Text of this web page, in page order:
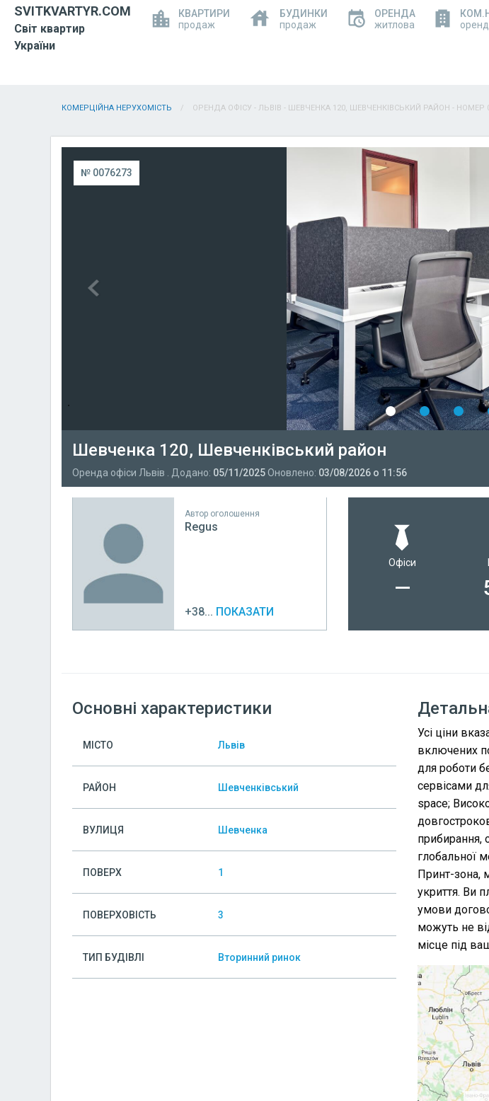
SVITKVARTYR.COM
Світ квартир
України
КВАРТИРИ
продаж
БУДИНКИ
продаж
ОРЕНДА
житлова
КОМЕРЦІЙНА НЕРУХОМІСТЬ ОРЕНДА ОФІСУ - ЛЬВІВ - ШЕВЧЕНКА 120, ШЕВЧЕНКІВСЬКИЙ РАЙОН - НОМЕР
№ 0076273
Шевченка 120, Шевченківський район
Оренда офіси Львів . Додано: 05/11/2025 Оновлено: 03/08/2026 о 11:56
Автор оголошення
Regus
+38... ПОКАЗАТИ
Офіси
—
Основні характеристики
МІСТО Львів
РАЙОН Шевченківський
ВУЛИЦЯ Шевченка
ПОВЕРХ 1
ПОВЕРХОВІСТЬ 3
ТИП БУДІВЛІ Вторинний ринок
Усі ціни
включених
для роботи
сервісами
space;
прибирання,
глобальної
Принт-зона,
укриття. Ви
умови
можуть не
місце під